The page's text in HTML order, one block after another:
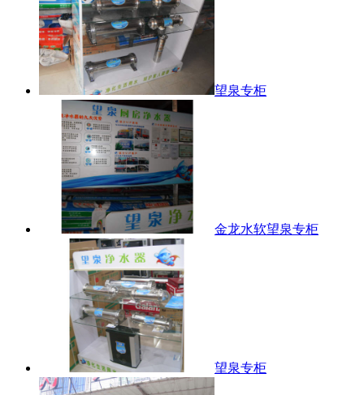
望泉专柜
金龙水软望泉专柜
望泉专柜